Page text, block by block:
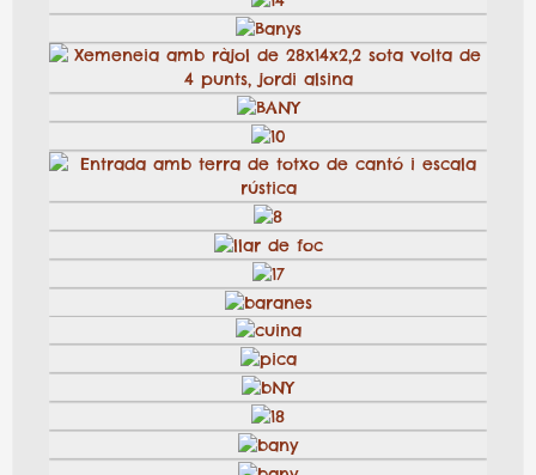
Cuina amb toba color palla i rajola vermella, jordi
alsina
19
Bany rústic amb masa catalana, jordi alsina
Xemeneia restaurada, jordi alsina
Lateral i frontal cuina reformada
Banys
Cuines